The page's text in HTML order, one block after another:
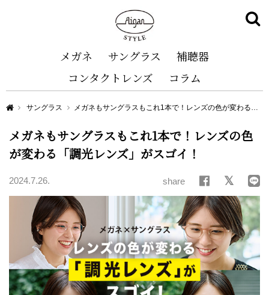
メガネ サングラス
補聴器
コンタクトレンズ
コラム
Aigan STYLE（メガネ・めがね）
サングラス メガネもサングラスもこれ1本で！レンズの色が変わる「調光レンズ」がスゴイ！
メガネもサングラスもこれ1本で！レンズの色
が変わる「調光レンズ」がスゴイ！
2024.7.26. share